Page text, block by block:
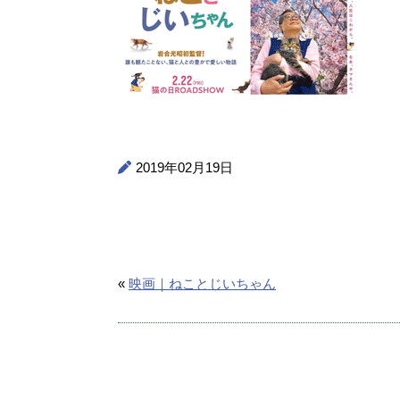
2019年02月19日
« 映画｜ねことじいちゃん